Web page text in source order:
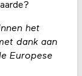
het
dank aan
Europese